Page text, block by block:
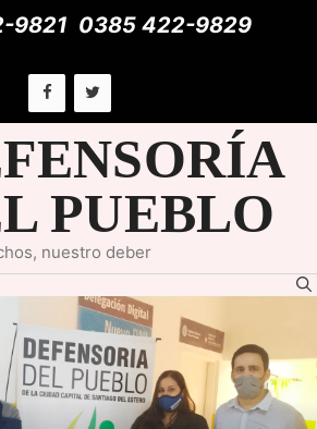
9821 0385 422-9829
PUEBLO
nuestro deber